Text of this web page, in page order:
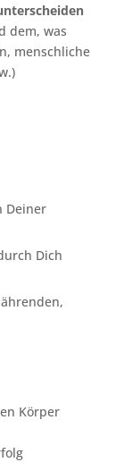
dem, was
menschliche
Deiner
Dich
Körper